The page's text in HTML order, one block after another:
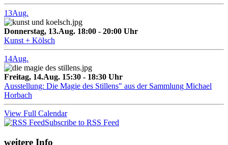
13Aug.
Donnerstag, 13.Aug. 18:00 - 20:00 Uhr
Kunst + Kölsch
14Aug.
Freitag, 14.Aug. 15:30 - 18:30 Uhr
Ausstellung: Die Magie des Stillens" aus der Sammlung Michael
Horbach
View Full Calendar
Subscribe to RSS Feed
weitere Info